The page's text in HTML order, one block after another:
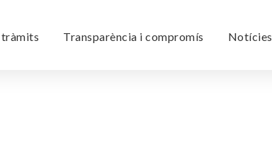
Transparència i compromís Notícies